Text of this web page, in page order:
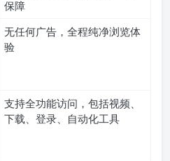
保障
无任何广告，全程纯净浏览体
验
支持全功能访问，包括视频、
下载、登录、自动化工具